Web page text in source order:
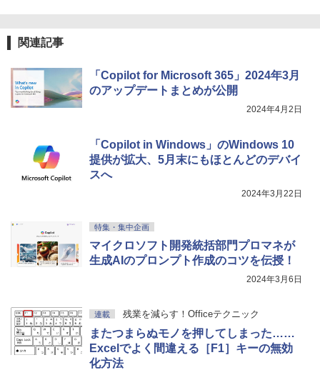
関連記事
「Copilot for Microsoft 365」2024年3月
のアップデートまとめが公開
2024年4月2日
「Copilot in Windows」のWindows 10
提供が拡大、5月末にもほとんどのデバイ
スへ
2024年3月22日
特集・集中企画
マイクロソフト開発統括部門プロマネが
生成AIのプロンプト作成のコツを伝授！
2024年3月6日
連載 残業を減らす！Officeテクニック
またつまらぬモノを押してしまった……
Excelでよく間違える［F1］キーの無効
化方法